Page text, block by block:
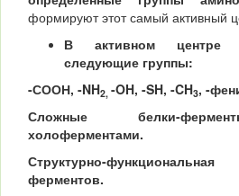
формируют этот самый активный
В активном центре
следующие группы:
-СООН, -NH2, -OH, -SH, -CH3, -
Сложные белки-
холоферментами.
Структурно-
ферментов.